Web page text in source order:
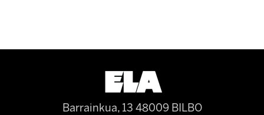
Barrainkua, 13 48009 BILBO